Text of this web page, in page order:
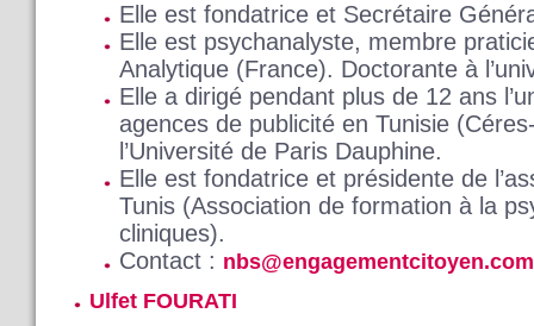
Elle est fondatrice et Secrétaire
Elle est psychanalyste, membre
Analytique (France). Doctorante à
Elle a dirigé pendant plus de 12 ans
agences de publicité en Tunisie
l’Université de Paris Dauphine.
Elle est fondatrice et présidente de
Tunis (Association de formation à la
cliniques).
Contact : nbs@engagementcitoyen.com
Ulfet FOURATI